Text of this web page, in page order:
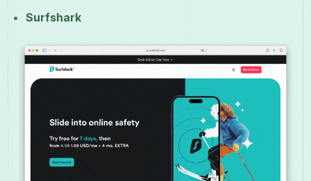
Surfshark